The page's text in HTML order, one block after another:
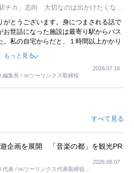
都内ナンバーの高級外車が停まっている
売れると確信したそうです。今回の記
チカ」志向 大切なのは出かけたくなる
とうございます。身につまされる話で
お世話になった施設は最寄り駅からバス
私の自宅からだと、１時間以上かかり
という理由で、その施設を選択したので
日仕事ででした。シニアの住まい選び
をする家族の足の便も考えない外池ない
もっと見る
編集長 / ㈱ツーリンクス取締役
2026.07.16
すべて見る
企画を展開 「音楽の都」を観光PR
表 / ㈱ツーリンクス代表取締役社
2026.08.07